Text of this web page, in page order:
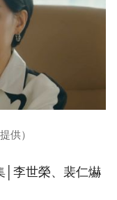
供）
│李世榮、裴仁爀